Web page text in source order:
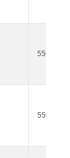
550 4022
550 4022